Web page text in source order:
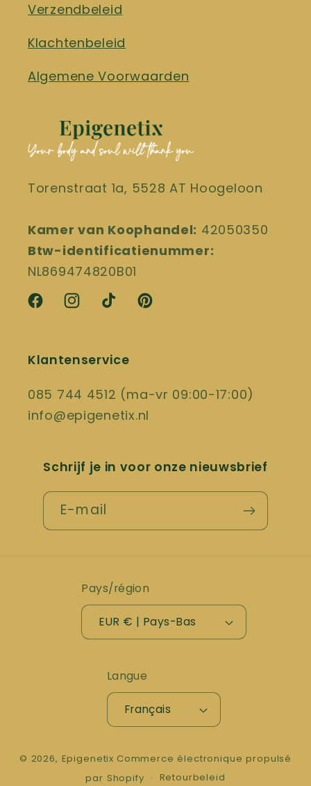
Verzendbeleid
Klachtenbeleid
Algemene Voorwaarden
Torenstraat 1a, 5528 AT Hoogeloon
Kamer van Koophandel: 42050350
Btw-identificatienummer:
NL869474820B01
FacebookInstagram
TikTok Pinterest
Klantenservice
085 744 4512 (ma-vr 09:00-17:00)
info@epigenetix.nl
Schrijf je in voor onze nieuwsbrief
E-mail
Pays/région
EUR € | Pays-Bas
Langue
Français
© 2026, Epigenetix Commerce électronique propulsé
par Shopify
Retourbeleid